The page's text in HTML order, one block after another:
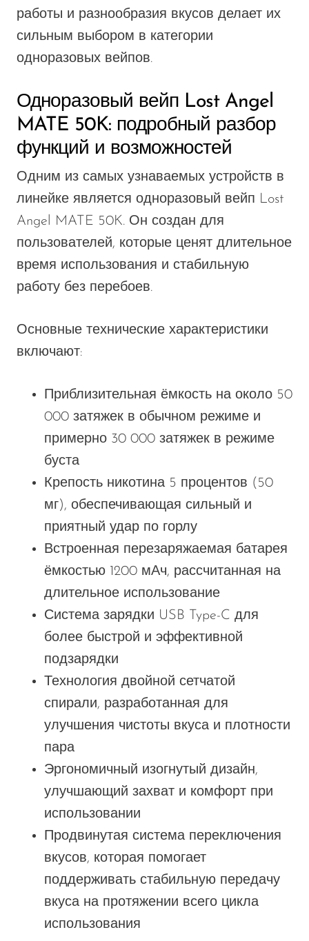
работы и разнообразия вкусов делает их
сильным выбором в категории
одноразовых вейпов.
Одноразовый вейп Lost Angel
MATE 50K: подробный разбор
функций и возможностей
Одним из самых узнаваемых устройств в
линейке является одноразовый вейп Lost
Angel MATE 50K. Он создан для
пользователей, которые ценят длительное
время использования и стабильную
работу без перебоев.
Основные технические характеристики
включают:
Приблизительная ёмкость на около 50
000 затяжек в обычном режиме и
примерно 30 000 затяжек в режиме
буста
Крепость никотина 5 процентов (50
мг), обеспечивающая сильный и
приятный удар по горлу
Встроенная перезаряжаемая батарея
ёмкостью 1200 мАч, рассчитанная на
длительное использование
Система зарядки USB Type-C для
более быстрой и эффективной
подзарядки
Технология двойной сетчатой
спирали, разработанная для
улучшения чистоты вкуса и плотности
пара
Эргономичный изогнутый дизайн,
улучшающий захват и комфорт при
использовании
Продвинутая система переключения
вкусов, которая помогает
поддерживать стабильную передачу
вкуса на протяжении всего цикла
использования